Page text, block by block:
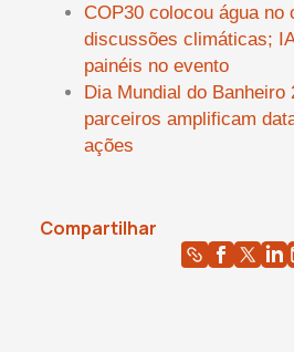
COP30 colocou água no
discussões climáticas;
painéis no evento
Dia Mundial do Banheiro
parceiros amplificam
ações
Compartilhar